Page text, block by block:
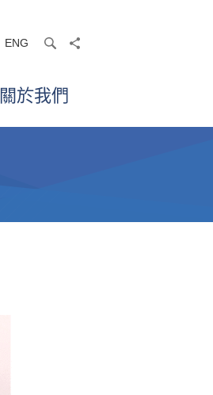
ENG searchshare
關於我們